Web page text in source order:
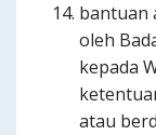
bantuan
oleh
kepada
atau